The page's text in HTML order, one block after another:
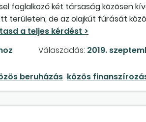
foglalkozó két társaság közösen
területen, de az olajkút fúrását
egymás között a fenti arányban
jogosultja, vagy szabadon
a kitermelt olaj átadását? Mi a
bevallása és megfizetése?
Válaszadás: 2019.
beruházás közös